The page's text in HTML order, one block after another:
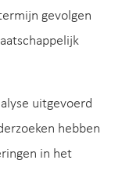
gevolgen
uitgevoerd
hebben
in het